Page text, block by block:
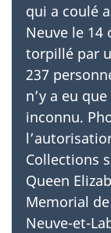
qui a coulé
Neuve le 14
torpillé par
237
n’y a eu
inconnu.
Collections
Queen
Memorial de
Neuve-et-